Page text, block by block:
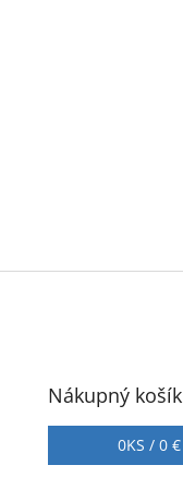
Nákupný košík
0KS /0 €